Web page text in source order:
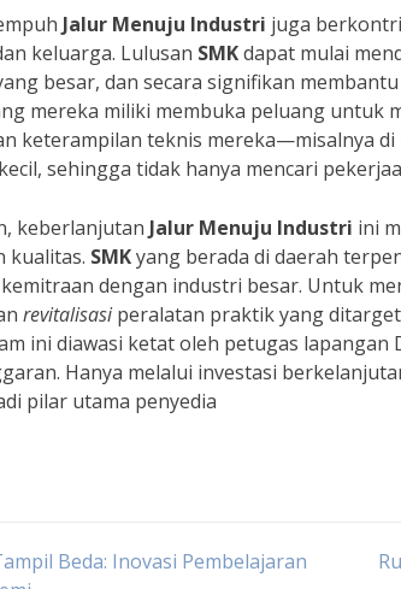
Jalur Menuju Industri juga
keluarga. Lulusan SMKdapat mulai
besar, dan secara signifikan
mereka miliki membuka peluang untuk
keterampilan teknis mereka—misalnya
sehingga tidak hanya mencari
keberlanjutan Jalur Menuju Industri ini
kualitas. SMKyang berada di daerah
dengan industri besar. Untuk
revitalisasiperalatan praktik yang
ini diawasi ketat oleh petugas
Hanya melalui investasi
pilar utama penyedia
Beda: Inovasi Pembelajaran